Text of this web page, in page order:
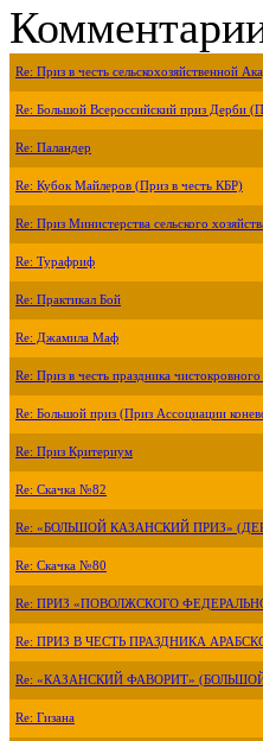
Re: Приз в честь сельскохозяйственной
Re: Большой Всероссийский приз Дерби
Re: Паландер
Re: Кубок Майлеров (Приз в честь КБР)
Re: Приз Министерства сельского
Re: Турафриф
Re: Практикал Бой
Re: Джамила Маф
Re: Приз в честь праздника чистокровного
Re: Большой приз (Приз Ассоциации
Re: Приз Критериум
Re: Скачка №82
Re: «БОЛЬШОЙ КАЗАНСКИЙ ПРИЗ»
Re: Скачка №80
Re: ПРИЗ «ПОВОЛЖСКОГО
Re: ПРИЗ В ЧЕСТЬ ПРАЗДНИКА
Re: «КАЗАНСКИЙ ФАВОРИТ»
Re: Гизана